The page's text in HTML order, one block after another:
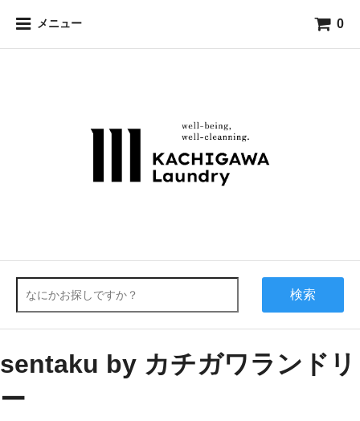
メニュー 0
検索
sentaku by カチガワランドリ
ー